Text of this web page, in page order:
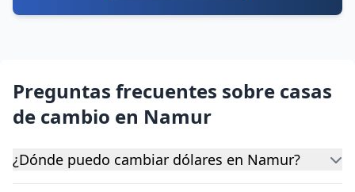
Preguntas frecuentes sobre casas
de cambio en Namur
¿Dónde puedo cambiar dólares en Namur?